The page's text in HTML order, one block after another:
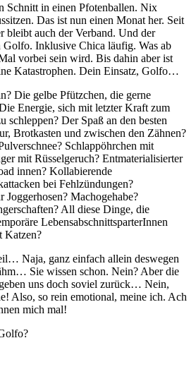
Schnitt in einen Pfotenballen. Nix
Das ist nun einen Monat her. Seit
bleibt auch der Verband. Und der
Golfo. Inklusive Chica läufig. Was ab
vorbei sein wird. Bis dahin aber ist
Katastrophen. Dein Einsatz, Golfo…
Die gelbe Pfützchen, die gerne
Energie, sich mit letzter Kraft zum
schleppen? Der Spaß an den besten
Brotkasten und zwischen den Zähnen?
Schlappöhrchen mit
mit Rüsselgeruch? Entmaterialisierter
innen? Kollabierende
bei Fehlzündungen?
Machogehabe?
All diese Dinge, die
LebensabschnittsparterInnen
Katzen?
Naja, ganz einfach allein deswegen
Sie wissen schon. Nein? Aber die
uns doch soviel zurück… Nein,
Also, so rein emotional, meine ich. Ach
mich mal!